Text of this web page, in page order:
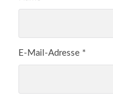
E-Mail-Adresse *